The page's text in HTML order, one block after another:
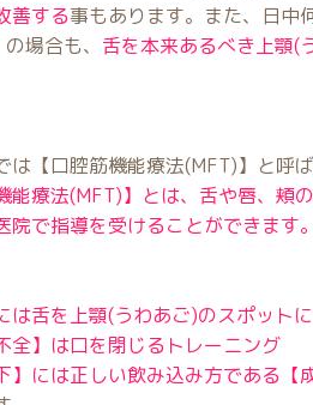
善する事もあります。また、日中
場合も、 舌を本来あるべき上顎(
は【口腔筋機能療法(MFT)】と呼
能療法(MFT)】とは、舌や唇、
院で指導を受けることができます。
は舌を上顎(うわあご)のスポット
全】は口を閉じるトレーニング
】には正しい飲み込み方である